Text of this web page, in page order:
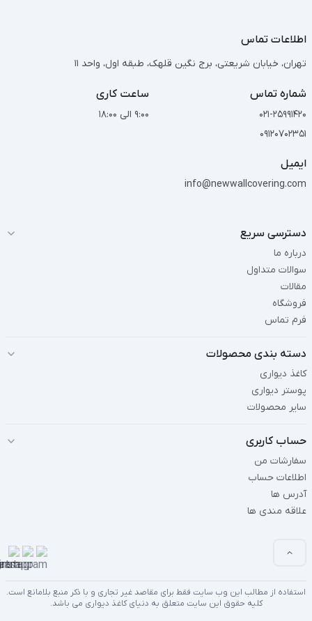
اطلاعات تماس
تهران، خیابان شریعتی، برج نگین قلهک، طبقه اول، واحد 11
شماره تماس
021-25991420
09120702351
ساعت کاری
9:00 الی 18:00
ایمیل
info@newwallcovering.com
دسترسی سریع
درباره ما
سوالات متداول
مقالات
فروشگاه
فرم تماس
دسته بندی محصولات
کاغذ دیواری
پوستر دیواری
سایر محصولات
حساب کاربری
سفارشات من
اطلاعات حساب
آدرس ها
علاقه مندی ها
استفاده از مطالب این وب سایت فقط برای مقاصد غیر تجاری و با ذکر منبع بلامانع است.
کلیه حقوق این سایت متعلق به دنیای کاغذ دیواری می باشد.